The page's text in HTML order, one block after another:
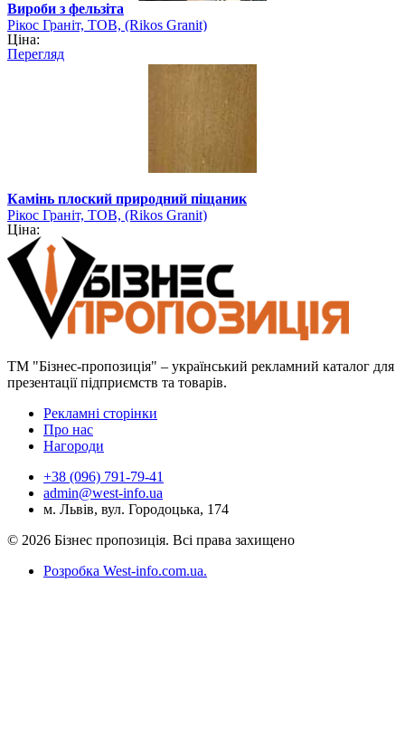
Вироби з фельзіта
Рікос Граніт, ТОВ, (Rikos Granit)
Ціна:
Перегляд
Камінь плоский природний піщаник
Рікос Граніт, ТОВ, (Rikos Granit)
Ціна:
ТМ "Бізнес-пропозиція" – український рекламний каталог для
презентації підприємств та товарів.
Рекламні сторінки
Про нас
Нагороди
+38 (096) 791-79-41
admin@west-info.ua
м. Львів, вул. Городоцька, 174
© 2026 Бізнес пропозиція. Всі права захищено
Розробка West-info.com.ua.